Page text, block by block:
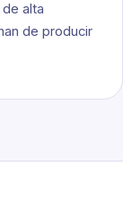
alta
de producir